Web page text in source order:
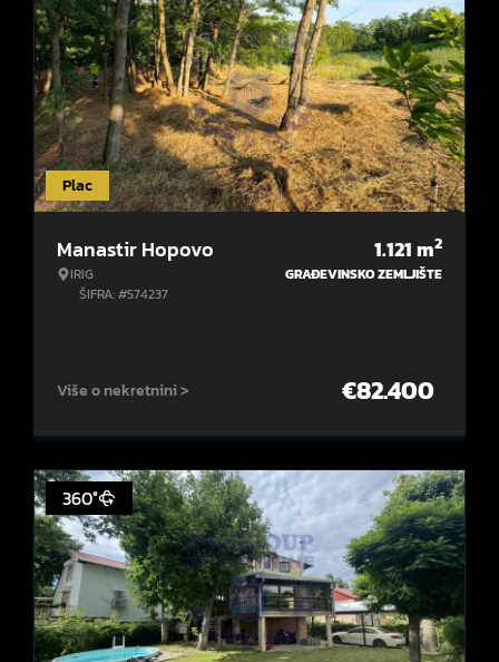
Plac
Manastir Hopovo
IRIG
ŠIFRA: #574237
1.121m2
GRAĐEVINSKO ZEMLJIŠTE
Više o nekretnini > €82.400
360°